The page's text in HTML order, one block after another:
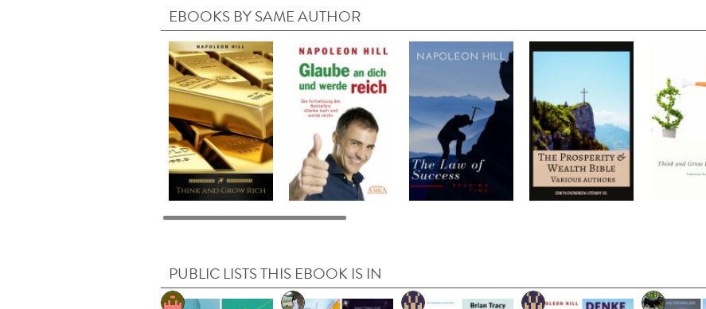
EBOOKS BY SAME AUTHOR
PUBLIC LISTS THIS EBOOK IS IN